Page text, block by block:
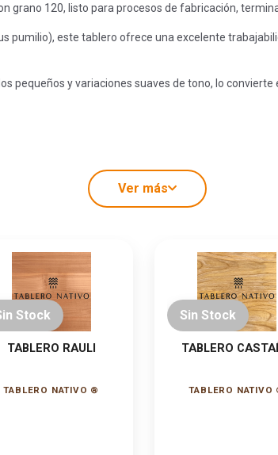
grano 120, listo para procesos de fabricación,
pumilio), este tablero ofrece una excelente
pequeños y variaciones suaves de tono, lo
Ver más
Stock
TABLERO RAULI
TABLERO NATIVO ®
Sin Stock
TABLERO
TABLERO NATIVO